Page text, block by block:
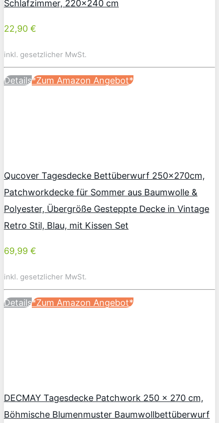
Schlafzimmer, 220×240 cm
22,90 €
inkl. gesetzlicher MwSt.
Details*Zum Amazon Angebot*
Qucover Tagesdecke Bettüberwurf 250x270cm,
Patchworkdecke für Sommer aus Baumwolle &
Polyester, Übergröße Gesteppte Decke in Vintage
Retro Stil, Blau, mit Kissen Set
69,99 €
inkl. gesetzlicher MwSt.
Details*Zum Amazon Angebot*
DECMAY Tagesdecke Patchwork 250 x 270 cm,
Böhmische Blumenmuster Baumwollbettüberwurf